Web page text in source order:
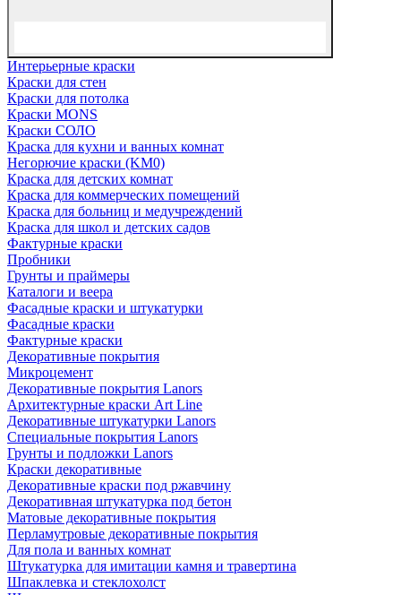
Интерьерные краски
Краски для стен
Краски для потолка
Краски MONS
Краски СОЛО
Краска для кухни и ванных комнат
Негорючие краски (KM0)
Краска для детских комнат
Краска для коммерческих помещений
Краска для больниц и медучреждений
Краска для школ и детских садов
Фактурные краски
Пробники
Грунты и праймеры
Каталоги и веера
Фасадные краски и штукатурки
Фасадные краски
Фактурные краски
Декоративные покрытия
Микроцемент
Декоративные покрытия Lanors
Архитектурные краски Art Line
Декоративные штукатурки Lanors
Специальные покрытия Lanors
Грунты и подложки Lanors
Краски декоративные
Декоративные краски под ржавчину
Декоративная штукатурка под бетон
Матовые декоративные покрытия
Перламутровые декоративные покрытия
Для пола и ванных комнат
Штукатурка для имитации камня и травертина
Шпаклевка и стеклохолст